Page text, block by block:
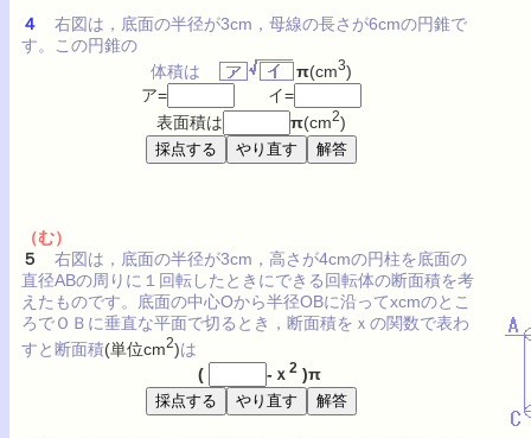
４ 右図は，底面の半径が3cm，母線の長さが6cmの円錐で
す。この円錐の
体積は
π(cm3)
ア=
イ=
表面積は
π(cm2)
（む）
５
右図は，底面の半径が3cm，高さが4cmの円柱を底面の
直径ABの周りに１回転したときにできる回転体の断面積を考
えたものです。底面の中心Oから半径OBに沿ってxcmのとこ
ろでＯＢに垂直な平面で切るとき，断面積をｘの関数で表わ
すと断面積(単位cm2)は
(
-ｘ 2 )π